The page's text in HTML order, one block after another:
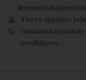
Yhteys oppaisiin
Vastaanota tarjouksia
sovellukseen